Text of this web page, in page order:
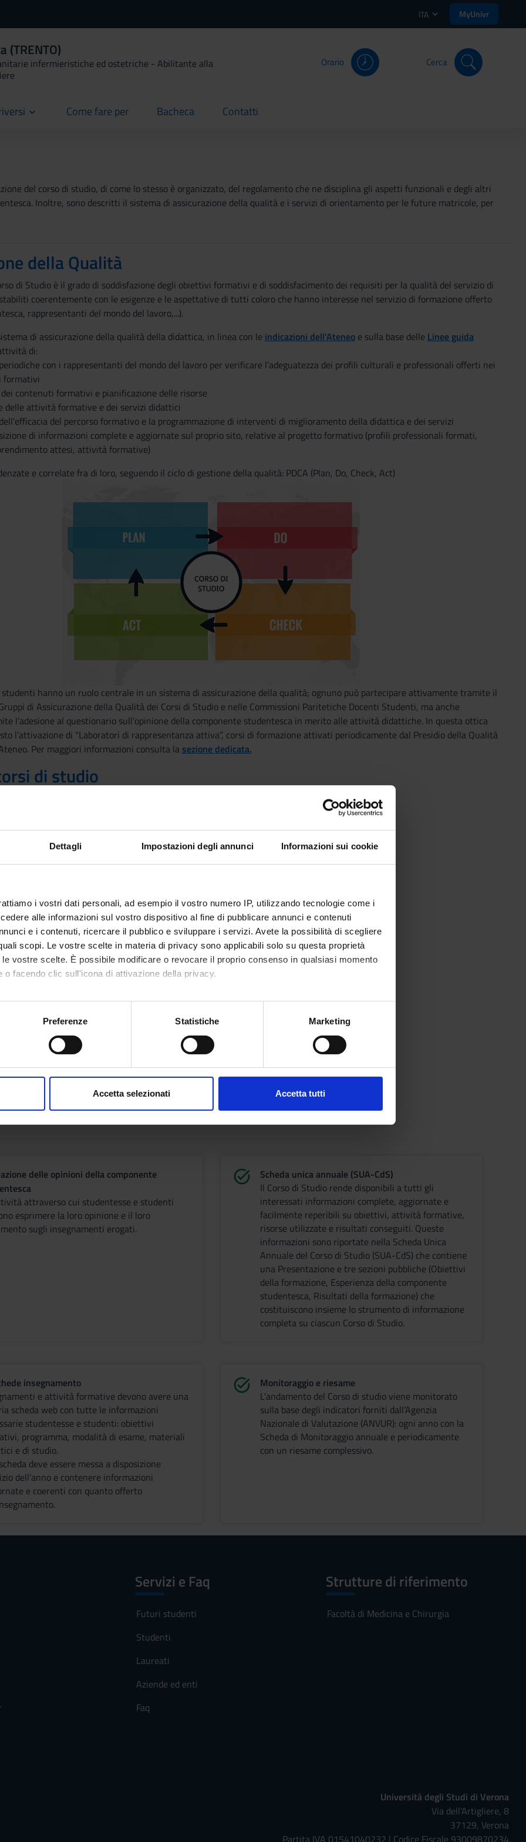
Dettagli Impostazioni degli annunci Informazioni sui cookie
i vostri dati personali, ad esempio il vostro numero IP, utilizzando tecnologie come i
alle informazioni sul vostro dispositivo al fine di pubblicare annunci e contenuti
e i contenuti, ricercare il pubblico e sviluppare i servizi. Avete la possibilità di scegliere
scopi. Le vostre scelte in materia di privacy sono applicabili solo su questa proprietà
vostre scelte. È possibile modificare o revocare il proprio consenso in qualsiasi momento
o facendo clic sull'icona di attivazione della privacy.
anche:
sulla tua posizione geografica, con un'approssimazione di qualche metro,
in qualsiasi momento dalla Dichiarazione sui cookie.
e social media, i quali potrebbero combinarle con altre informazioni che hai fornito loro o
Preferenze Statistiche Marketing
Accetta selezionati Accetta tutti
ITA MyUnivr
(TRENTO)
infermieristiche ed ostetriche - Abilitante alla
Orario Cerca
Come fare per
current Bacheca
current Contatti
current
del corso di studio, di come lo stesso è organizzato, del regolamento che ne disciplina gli aspetti funzionali e degli altri
Inoltre, sono descritti il sistema di assicurazione della qualità e i servizi di orientamento per le future matricole, per
della Qualità
di Studio è il grado di soddisfazione degli obiettivi formativi e di soddisfacimento dei requisiti per la qualità del servizio di
coerentemente con le esigenze e le aspettative di tutti coloro che hanno interesse nel servizio di formazione offerto
rappresentanti del mondo del lavoro,...).
di assicurazione della qualità della didattica, in linea con le indicazioni dell'Ateneoe sulla base delle Linee guida
di:
con i rappresentanti del mondo del lavoro per verificare l’adeguatezza dei profili culturali e professionali offerti nei
formativi
contenuti formativi e pianificazione delle risorse
delle attività formative e dei servizi didattici
del percorso formativo e la programmazione di interventi di miglioramento della didattica e dei servizi
di informazioni complete e aggiornate sul proprio sito, relative al progetto formativo (profili professionali formati,
attesi, attività formative)
e correlate fra di loro, seguendo il ciclo di gestione della qualità: PDCA (Plan, Do, Check, Act)
hanno un ruolo centrale in un sistema di assicurazione della qualità; ognuno può partecipare attivamente tramite il
di Assicurazione della Qualità dei Corsi di Studio e nelle Commissioni Paritetiche Docenti Studenti, ma anche
l’adesione al questionario sull’opinione della componente studentesca in merito alle attività didattiche. In questa ottica
l’attivazione di “Laboratori di rappresentanza attiva”, corsi di formazione attivati periodicamente dal Presidio della Qualità
Per maggiori informazioni consulta la sezione dedicata.
di studio
delle opinioni della componente
attraverso cui studentesse e studenti
esprimere la loro opinione e il loro
sugli insegnamenti erogati.
Scheda unica annuale (SUA-CdS)
Il Corso di Studio rende disponibili a tutti gli
interessati informazioni complete, aggiornate e
facilmente reperibili su obiettivi, attività formative,
risorse utilizzate e risultati conseguiti. Queste
informazioni sono riportate nella Scheda Unica
Annuale del Corso di Studio (SUA-CdS) che contiene
una Presentazione e tre sezioni pubbliche (Obiettivi
della formazione, Esperienza della componente
studentesca, Risultati della formazione) che
costituiscono insieme lo strumento di informazione
completa su ciascun Corso di Studio.
insegnamento
e attività formative devono avere una
scheda web con tutte le informazioni
studentesse e studenti: obiettivi
programma, modalità di esame, materiali
e di studio.
deve essere messa a disposizione
dell’anno e contenere informazioni
e coerenti con quanto offerto
Monitoraggio e riesame
L’andamento del Corso di studio viene monitorato
sulla base degli indicatori forniti dall’Agenzia
Nazionale di Valutazione (ANVUR): ogni anno con la
Scheda di Monitoraggio annuale e periodicamente
con un riesame complessivo.
Servizi e Faq
Futuri studenti
Studenti
Laureati
Aziende ed enti
Faq
Strutture di riferimento
Facoltà di Medicina e Chirurgia
Università degli Studi di Verona
Via dell'Artigliere, 8
37129, Verona
Partita IVA 01541040232 | Codice Fiscale 93009870234